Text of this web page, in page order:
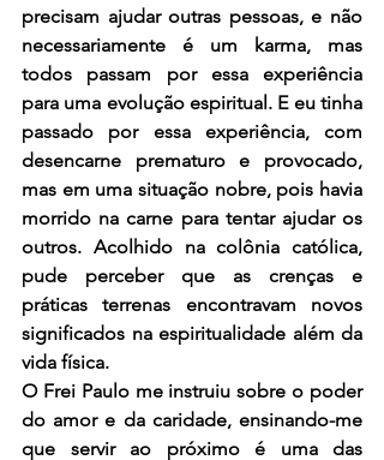
precisam ajudar outras pessoas, e não
necessariamente é um karma, mas
todos passam por essa experiência
para uma evolução espiritual. E eu tinha
passado por essa experiência, com
desencarne prematuro e provocado,
mas em uma situação nobre, pois havia
morrido na carne para tentar ajudar os
outros. Acolhido na colônia católica,
pude perceber que as crenças e
práticas terrenas encontravam novos
significados na espiritualidade além da
vida física.
O Frei Paulo me instruiu sobre o poder
do amor e da caridade, ensinando-me
que servir ao próximo é uma das